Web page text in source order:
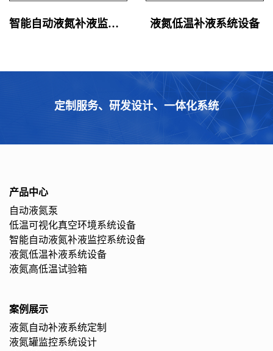
智能自动液氮补液监控系统设备 液氮低温补液系统设备
定制服务、研发设计、一体化系统
产品中心
自动液氮泵
低温可视化真空环境系统设备
智能自动液氮补液监控系统设备
液氮低温补液系统设备
液氮高低温试验箱
案例展示
液氮自动补液系统定制
液氮罐监控系统设计